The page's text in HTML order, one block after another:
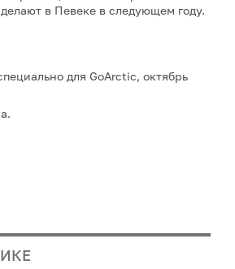
в Певеке в следующем году.
для GoArctic, октябрь